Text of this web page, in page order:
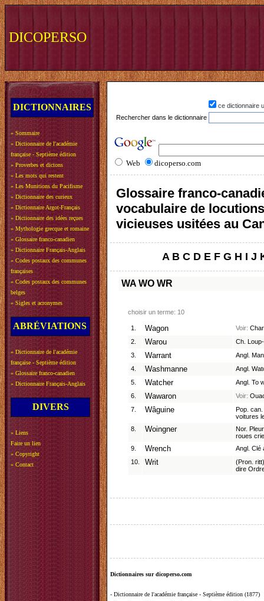
DICOPERSO
DICTIONNAIRES
» Sommaire
» Dictionnaire de l'académie
française - Septième édition
» Proverbes et dictons
» Les mots qui restent
» Les Munitions du Pacifisme
» Dictionnaire des curieux
» Dictionnaire Argot-Français
» Dictionnaire des idées reçues
» Mythologie grecque et romaine
» Glossaire franco-canadien
» Dictionnaire Français-Anglais
» Codes postaux des communes
françaises
» Codes postaux des communes
belges
» Sigles et acronymes
ABRÉVIATIONS
» Dictionnaire de l'académie
française - Septième édition
» Glossaire franco-canadien
» Dictionnaire Français-Anglais
DIVERS
» Liens
Faire un lien
» Copyright
» Contact
ce dictionnaire
Rechercher dans le dictionnaire
Web dicoperso.com
Glossaire franco-
vocabulaire de locutions
vicieuses usitées au
A B C D E F G H I J
WA WO WR
choisir un terme: 10
1. Wagon Voir: Char
2.
Warou
Ch.
3.
Warrant
Angl.
4.
Washmanne
Angl.
5.
Watcher
Angl. To
6.
Wawaron Voir:
7.
Wâguine
Pop.
voitures
8.
Woingner
Nor.
roues
9.
Wrench
Angl. Clé
10.
Writ
(Pron.
dire
Dictionnaires sur dicoperso.com
- Dictionnaire de l'académie française - Septième édition (1877)